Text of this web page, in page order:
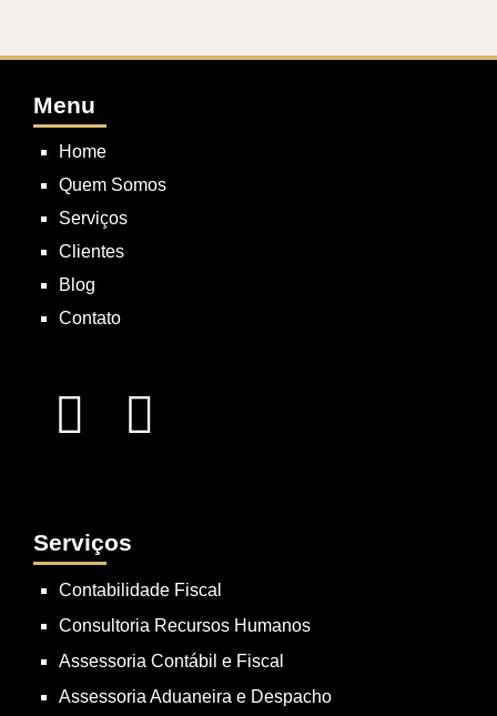
Menu
Home
Quem Somos
Serviços
Clientes
Blog
Contato
Serviços
Contabilidade Fiscal
Consultoria Recursos Humanos
Assessoria Contábil e Fiscal
Assessoria Aduaneira e Despacho